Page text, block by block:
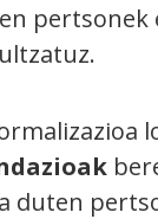
pertsonek
duten